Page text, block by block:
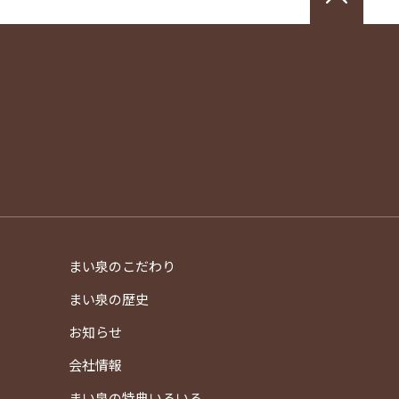
まい泉のこだわり
まい泉の歴史
お知らせ
会社情報